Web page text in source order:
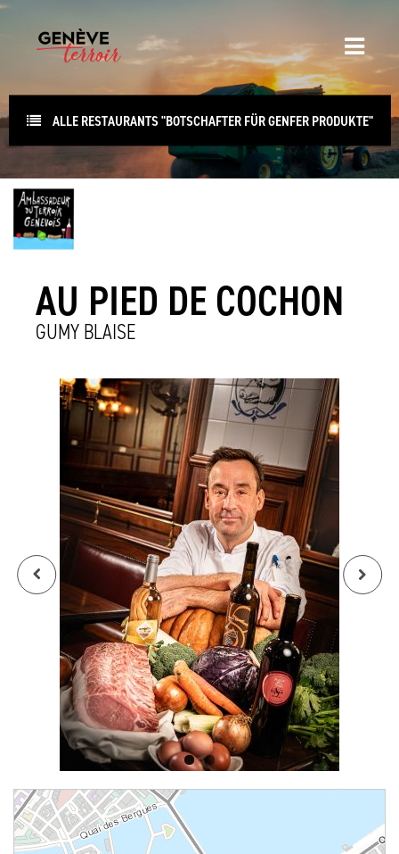
ALLE RESTAURANTS "BOTSCHAFTER FÜR GENFER PRODUKTE"
AU PIED DE COCHON
GUMY BLAISE